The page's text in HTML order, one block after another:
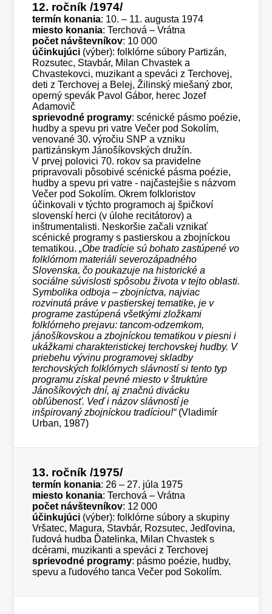
12. ročník /1974/
termín konania: 10. – 11. augusta 1974
miesto konania: Terchová – Vrátna
počet návštevníkov: 10 000
účinkujúci(výber): folklórne súbory Partizán,
Rozsutec, Stavbár, Milan Chvastek a
Chvastekovci, muzikant a speváci z Terchovej,
deti z Terchovej a Belej, Žilinský miešaný zbor,
operný spevák Pavol Gábor, herec Jozef
Adamovič
sprievodné programy: scénické pásmo poézie,
hudby a spevu pri vatre Večer pod Sokolím,
venované 30. výročiu SNP a vzniku
partizánskym Jánošíkovských družín.
V prvej polovici 70. rokov sa pravidelne
pripravovali pôsobivé scénické pásma poézie,
hudby a spevu pri vatre - najčastejšie s názvom
Večer pod Sokolím. Okrem folkloristov
účinkovali v týchto programoch aj špičkoví
slovenskí herci (v úlohe recitátorov) a
inštrumentalisti. Neskoršie začali vznikať
scénické programy s pastierskou a zbojníckou
tematikou. „Obe tradície sú bohato zastúpené vo
folklórnom materiáli severozápadného
Slovenska, čo poukazuje na historické a
sociálne súvislosti spôsobu života v tejto oblasti.
Symbolika odboja – zbojníctva, najviac
rozvinutá práve v pastierskej tematike, je v
programe zastúpená všetkými zložkami
folklórneho prejavu: tancom-odzemkom,
jánošíkovskou a zbojníckou tematikou v piesni i
ukážkami charakteristickej terchovskej hudby. V
priebehu vývinu programovej skladby
terchovských folklórnych slávností si tento typ
programu získal pevné miesto v štruktúre
Jánošíkových dní, aj značnú divácku
obľúbenosť. Veď i názov slávností je
inšpirovaný zbojníckou tradíciou!“(Vladimír
Urban, 1987)
13. ročník /1975/
termín konania: 26 – 27. júla 1975
miesto konania: Terchová – Vrátna
počet návštevníkov: 12 000
účinkujúci (výber): folklórne súbory a skupiny
Vršatec, Magura, Stavbár, Rozsutec, Jedľovina,
ľudová hudba Ďatelinka, Milan Chvastek s
dcérami, muzikanti a speváci z Terchovej
sprievodné programy: pásmo poézie, hudby,
spevu a ľudového tanca Večer pod Sokolím.